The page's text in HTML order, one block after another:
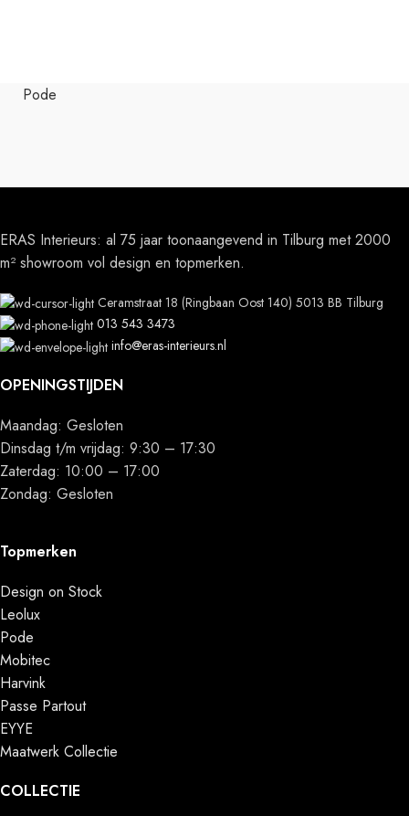
Pode
ERAS Interieurs: al 75 jaar toonaangevend in Tilburg met 2000
m² showroom vol design en topmerken.
Ceramstraat 18 (Ringbaan Oost 140) 5013 BB Tilburg
013 543 3473
info@eras-interieurs.nl
OPENINGSTIJDEN
Maandag: Gesloten
Dinsdag t/m vrijdag: 9:30 – 17:30
Zaterdag: 10:00 – 17:00
Zondag: Gesloten
Topmerken
Design on Stock
Leolux
Pode
Mobitec
Harvink
Passe Partout
EYYE
Maatwerk Collectie
COLLECTIE